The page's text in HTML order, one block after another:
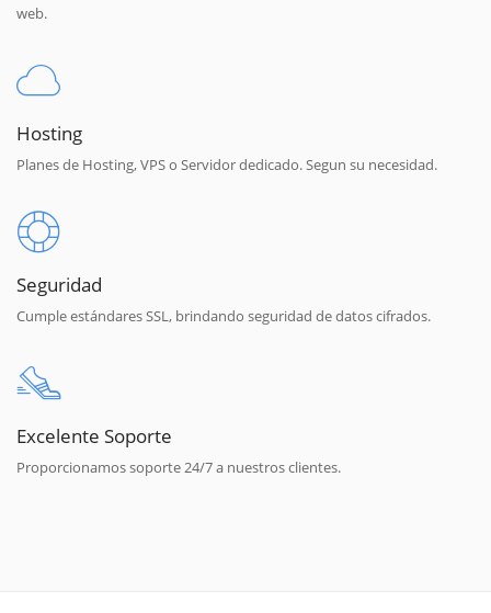
web.
Hosting
Planes de Hosting, VPS o Servidor dedicado. Segun su necesidad.
Seguridad
Cumple estándares SSL, brindando seguridad de datos cifrados.
Excelente Soporte
Proporcionamos soporte 24/7 a nuestros clientes.